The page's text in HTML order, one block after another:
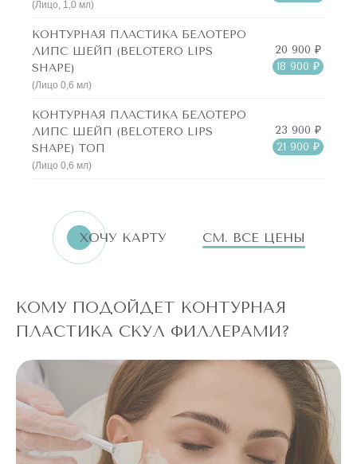
(Лицо, 1,0 мл)
КОНТУРНАЯ ПЛАСТИКА БЕЛОТЕРО
ЛИПС ШЕЙП (BELOTERO LIPS
SHAPE)
(Лицо 0,6 мл)
20 900 ₽
18 900 ₽
КОНТУРНАЯ ПЛАСТИКА БЕЛОТЕРО
ЛИПС ШЕЙП (BELOTERO LIPS
SHAPE) ТОП
(Лицо 0,6 мл)
23 900 ₽
21 900 ₽
ХОЧУ КАРТУ СМ. ВСЕ ЦЕНЫ
КОМУ ПОДОЙДЕТ КОНТУРНАЯ
ПЛАСТИКА СКУЛ ФИЛЛЕРАМИ?